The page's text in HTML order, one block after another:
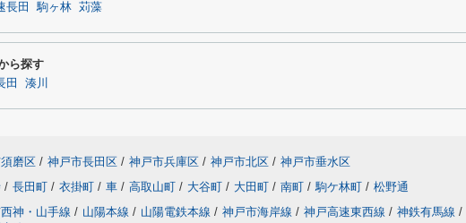
長田 駒ヶ林 苅藻
ら探す
田 湊川
磨区 / 神戸市長田区 / 神戸市兵庫区 / 神戸市北区 / 神戸市垂水区
/ 長田町 / 衣掛町 / 車 / 高取山町 / 大谷町 / 大田町 / 南町 / 駒ケ林町 / 松野通
神・山手線 / 山陽本線 / 山陽電鉄本線 / 神戸市海岸線 / 神戸高速東西線 / 神鉄有馬線 /